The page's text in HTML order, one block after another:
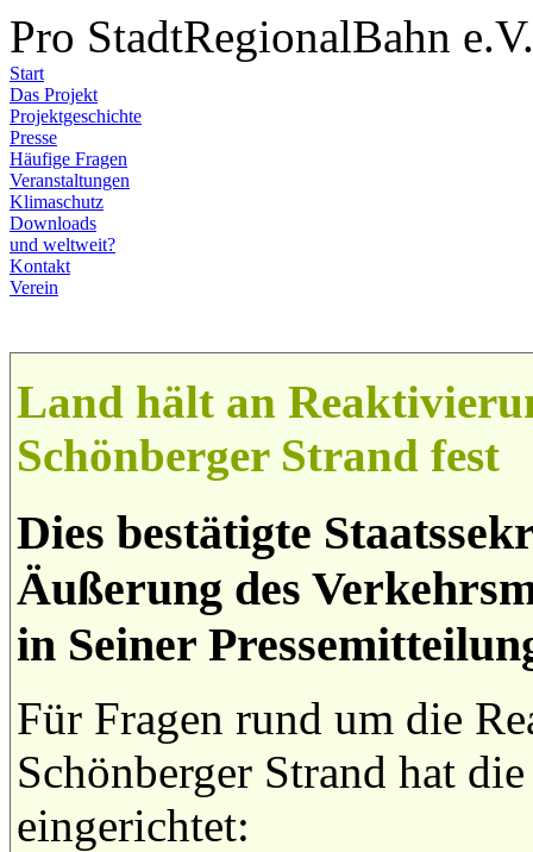
Pro StadtRegionalBahn e.V.
Start
Das Projekt
Projektgeschichte
Presse
Häufige Fragen
Veranstaltungen
Klimaschutz
Downloads
und weltweit?
Kontakt
Verein
Land hält an
Schönberger Strand fest
Dies bestätigte
Äußerung des
in Seiner
Für Fragen rund um die
Schönberger Strand hat
eingerichtet: